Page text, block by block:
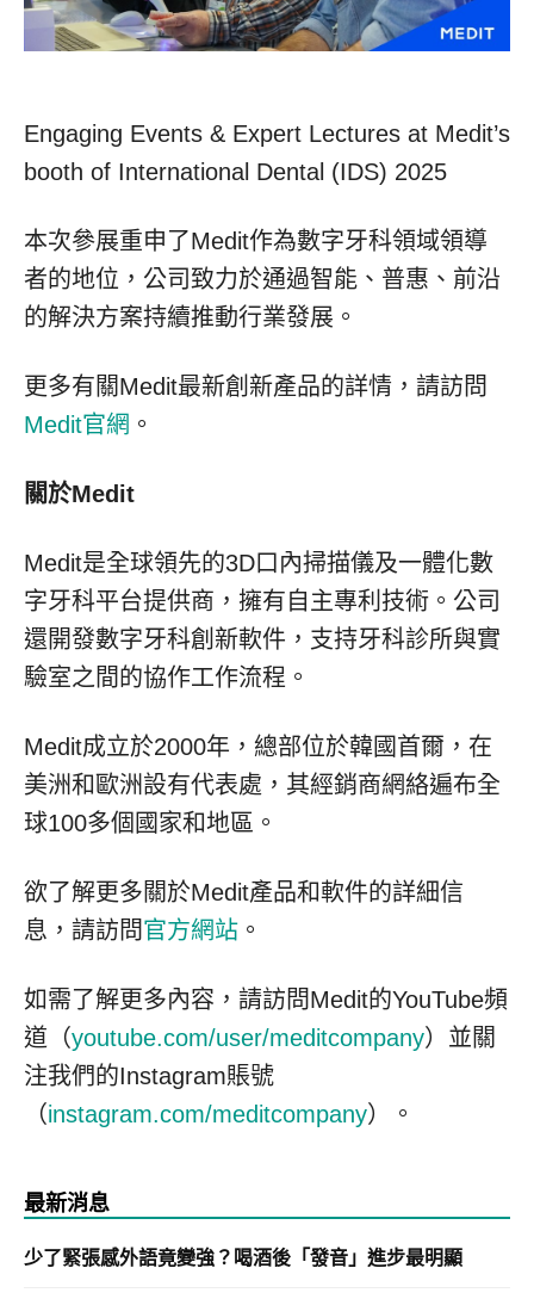
Engaging Events & Expert Lectures at Medit’s
booth of International Dental (IDS) 2025
本次參展重申了Medit作為數字牙科領域領導
者的地位，公司致力於通過智能、普惠、前沿
的解決方案持續推動行業發展。
更多有關Medit最新創新產品的詳情，請訪問
Medit官網 。
關於Medit
Medit是全球領先的3D口內掃描儀及一體化數
字牙科平台提供商，擁有自主專利技術。公司
還開發數字牙科創新軟件，支持牙科診所與實
驗室之間的協作工作流程。
Medit成立於2000年，總部位於韓國首爾，在
美洲和歐洲設有代表處，其經銷商網絡遍布全
球100多個國家和地區。
欲了解更多關於Medit產品和軟件的詳細信
息，請訪問官方網站 。
如需了解更多內容，請訪問Medit的YouTube頻
道（youtube.com/user/meditcompany）並關
注我們的Instagram賬號
（instagram.com/meditcompany）。
最新消息
少了緊張感外語竟變強？喝酒後「發音」進步最明顯